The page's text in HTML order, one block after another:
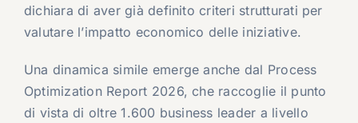
dichiara di aver già definito criteri strutturati per
valutare l’impatto economico delle iniziative.
Una dinamica simile emerge anche dal Process
Optimization Report 2026, che raccoglie il punto
di vista di oltre 1.600 business leader a livello